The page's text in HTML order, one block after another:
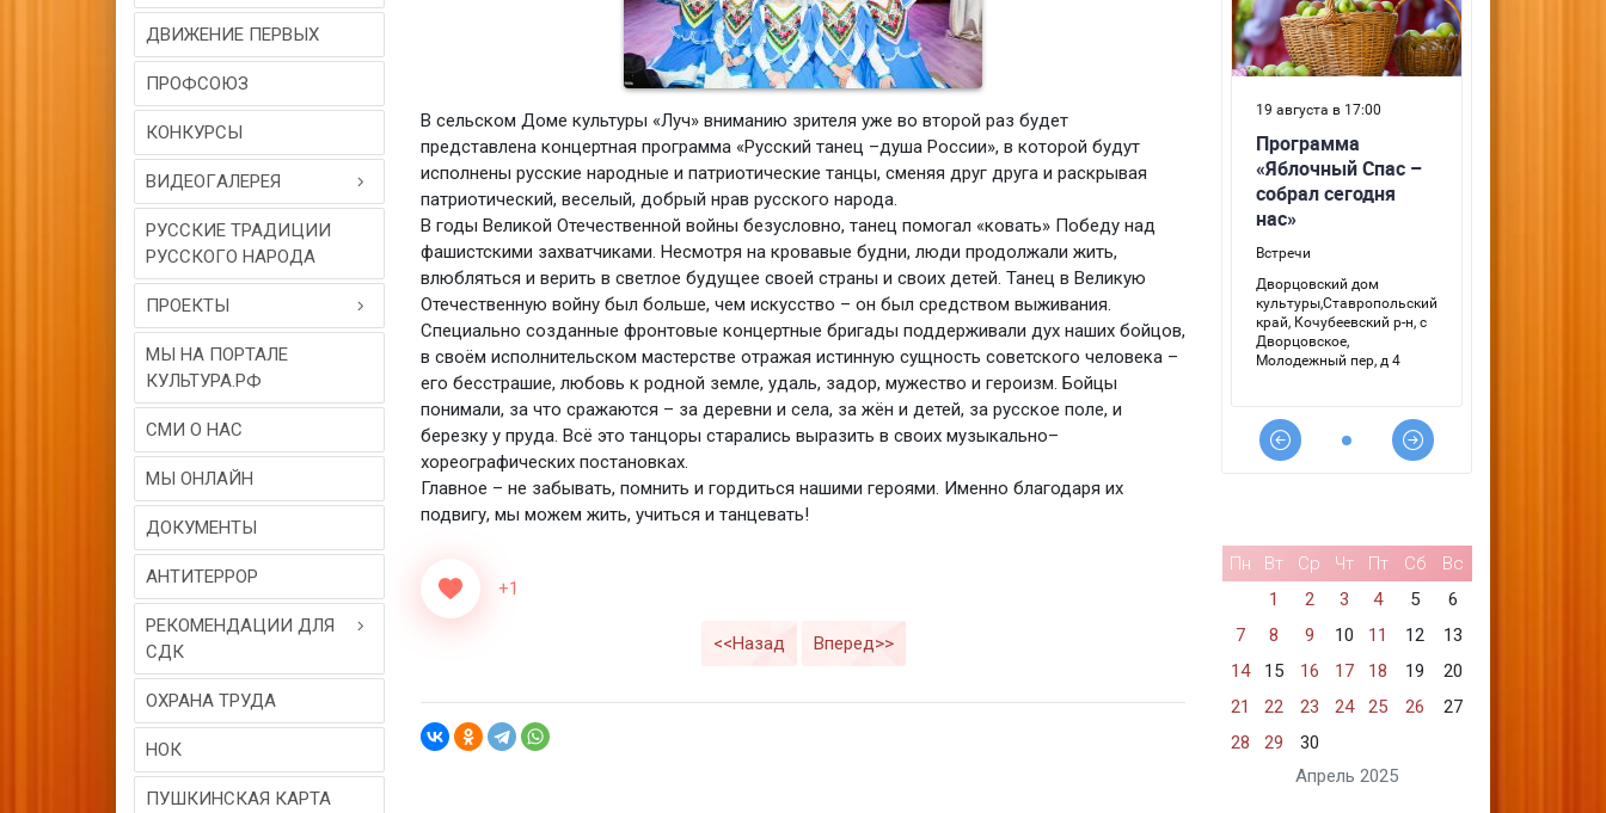
ДВИЖЕНИЕ ПЕРВЫХ
ПРОФСОЮЗ
КОНКУРСЫ
ВИДЕОГAЛЕРЕЯ
РУССКИЕ ТРАДИЦИИ
РУССКОГО НАРОДА
ПРОЕКТЫ
МЫ НА ПОРТАЛЕ
КУЛЬТУРА.РФ
СМИ О НАС
МЫ ОНЛАЙН
ДОКУМЕНТЫ
АНТИТЕРРОР
РЕКОМЕНДАЦИИ ДЛЯ
СДК
ОХРАНА ТРУДА
НОК
ПУШКИНСКАЯ КАРТА
В сельском Доме культуры «Луч» вниманию зрителя уже во второй раз будет
представлена концертная программа «Русский танец –душа России», в которой будут
исполнены русские народные и патриотические танцы, сменяя друг друга и раскрывая
патриотический, веселый, добрый нрав русского народа.
В годы Великой Отечественной войны безусловно, танец помогал «ковать» Победу над
фашистскими захватчиками. Несмотря на кровавые будни, люди продолжали жить,
влюбляться и верить в светлое будущее своей страны и своих детей. Танец в Великую
Отечественную войну был больше, чем искусство – он был средством выживания.
Специально созданные фронтовые концертные бригады поддерживали дух наших бойцов,
в своём исполнительском мастерстве отражая истинную сущность советского человека –
его бесстрашие, любовь к родной земле, удаль, задор, мужество и героизм. Бойцы
понимали, за что сражаются – за деревни и села, за жён и детей, за русское поле, и
березку у пруда. Всё это танцоры старались выразить в своих музыкально–
хореографических постановках.
Главное – не забывать, помнить и гордиться нашими героями. Именно благодаря их
подвигу, мы можем жить, учиться и танцевать!
+1
<<Назад Вперед>>
Апрель 2025
Пн Вт Ср Чт Пт Сб
Вс
1
2 3 4 5
6
7
8 9 10 11 12
13
14
15 16 17 18 19
20
21
22 23 24 25 26
27
28
29 30